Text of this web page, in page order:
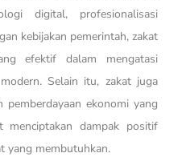
digital, profesionalisasi
kebijakan pemerintah, zakat
efektif dalam mengatasi
Selain itu, zakat juga
ekonomi yang
menciptakan dampak positif
yang membutuhkan.